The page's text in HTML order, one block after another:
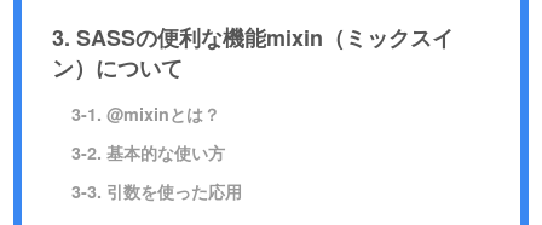
3. SASSの便利な機能mixin（ミックスイ
ン）について
3-1. @mixinとは？
3-2. 基本的な使い方
3-3. 引数を使った応用